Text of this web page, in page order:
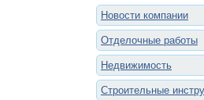
Новости компании
Отделочные работы
Недвижимость
Строительные